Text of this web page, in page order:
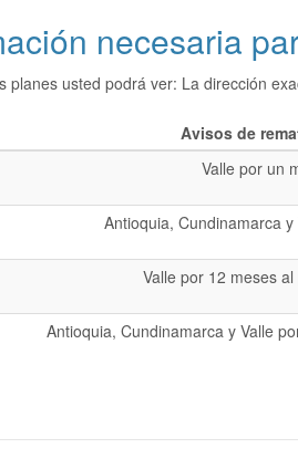
necesaria
planes usted podrá ver: La dirección
Avisos de
Valle por un
Antioquia, Cundinamarca
Valle por 12 meses
Antioquia, Cundinamarca y Valle